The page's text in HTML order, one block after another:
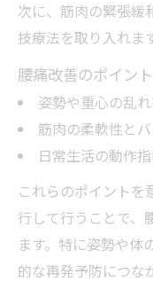
次に、筋肉の緊張緩
技療法を取り入れま
腰痛改善のポイント
姿勢や重心の乱
筋肉の柔軟性と
日常生活の動作
これらのポイントを
行して行うことで、
ます。特に姿勢や体
的な再発予防につな